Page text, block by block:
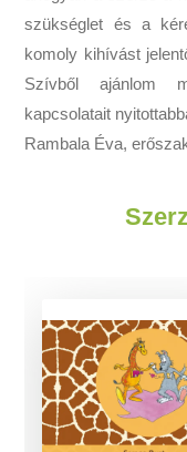
szükséglet és a
komoly kihívást
Szívből ajánlom
kapcsolatait
Rambala Éva,